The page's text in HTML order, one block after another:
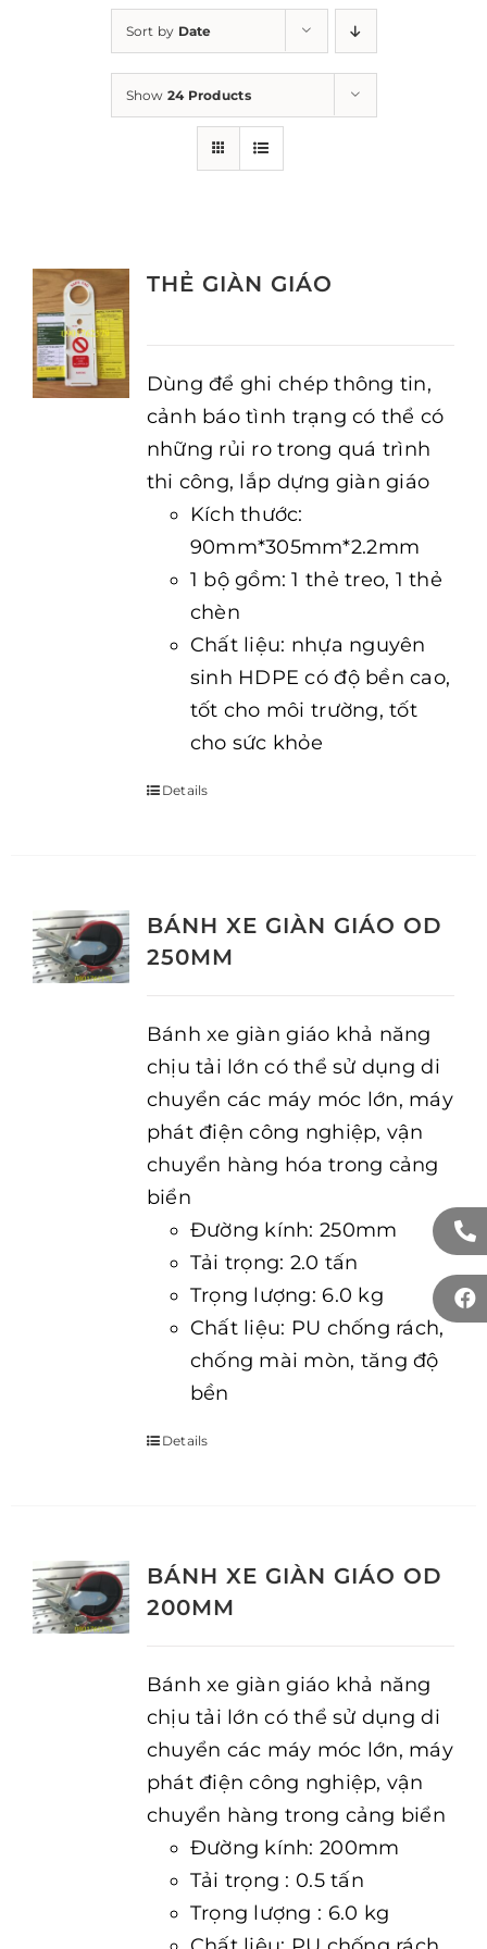
Sort by Date
Show 24 Products
THẺ GIÀN GIÁO
Dùng để ghi chép thông tin,
cảnh báo tình trạng có thể có
những rủi ro trong quá trình
thi công, lắp dựng giàn giáo
Kích thước:
90mm*305mm*2.2mm
1 bộ gồm: 1 thẻ treo, 1 thẻ
chèn
Chất liệu: nhựa nguyên
sinh HDPE có độ bền cao,
tốt cho môi trường, tốt
cho sức khỏe
Details
BÁNH XE GIÀN GIÁO OD
250MM
Bánh xe giàn giáo khả năng
chịu tải lớn có thể sử dụng di
chuyển các máy móc lớn, máy
phát điện công nghiệp, vận
chuyển hàng hóa trong cảng
biển
Đường kính: 250mm
Tải trọng: 2.0 tấn
Trọng lượng: 6.0 kg
Chất liệu: PU chống rách,
chống mài mòn, tăng độ
bền
Details
BÁNH XE GIÀN GIÁO OD
200MM
Bánh xe giàn giáo khả năng
chịu tải lớn có thể sử dụng di
chuyển các máy móc lớn, máy
phát điện công nghiệp, vận
chuyển hàng trong cảng biển
Đường kính: 200mm
Tải trọng : 0.5 tấn
Trọng lượng : 6.0 kg